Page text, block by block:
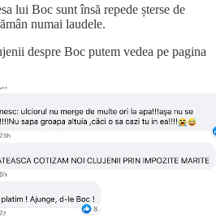
lui Boc sunt însă repede șterse de
numai laudele.
despre Boc putem vedea pe pagina